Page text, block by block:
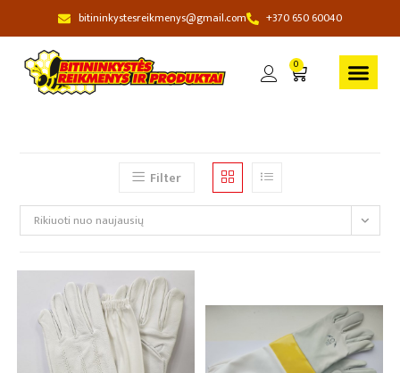
bitininkystesreikmenys@gmail.com +370 650 60040
0
Filter
Rikiuoti nuo naujausių